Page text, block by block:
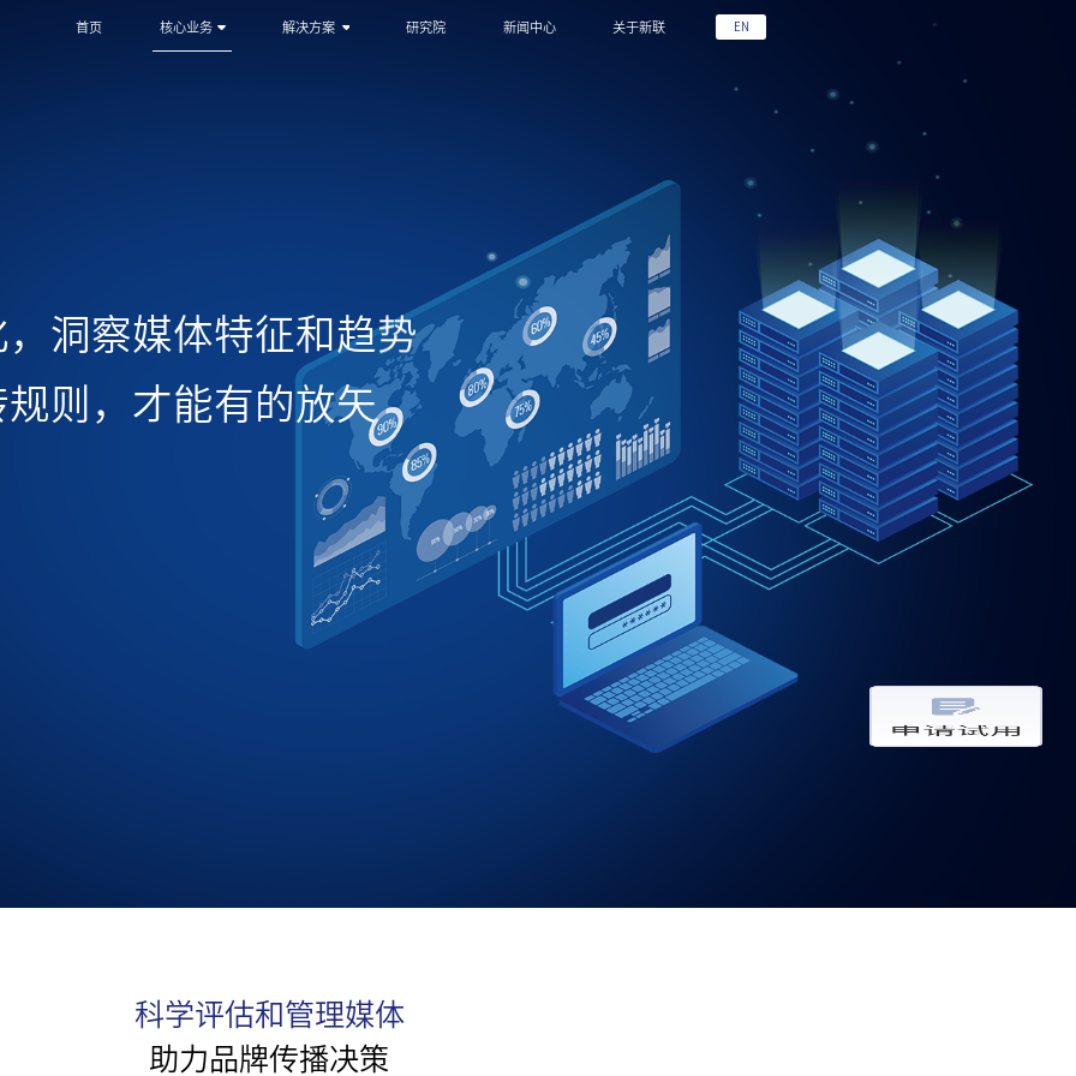
首页 核心业务 解决方案 研究院 新闻中心 关于新联 EN
洞察媒体特征和趋势
则，才能有的放矢
科学评估和管理媒体
助力品牌传播决策